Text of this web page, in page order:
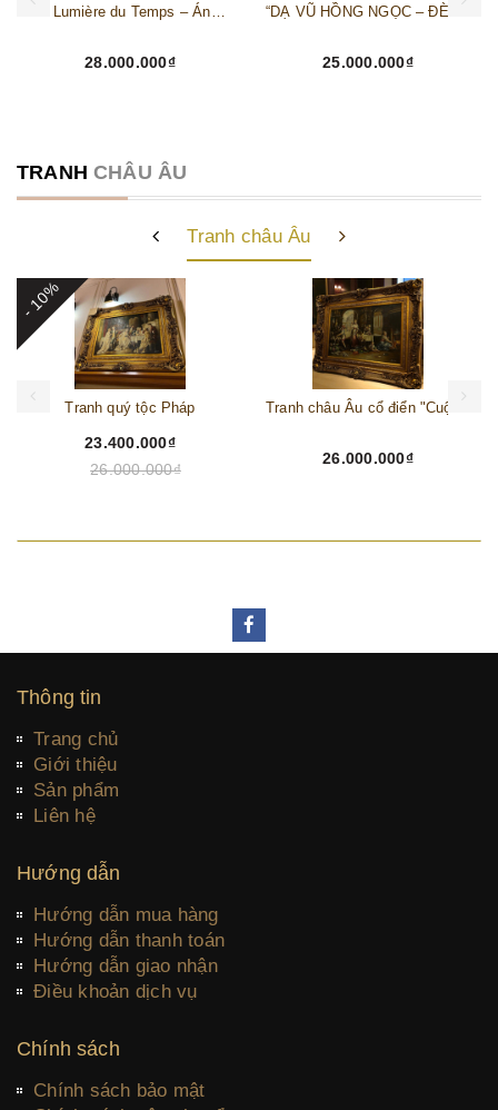
28.000.000₫ 25.000.000₫
TRANH CHÂU ÂU
Tranh châu Âu
- 10%
Tranh quý tộc Pháp
23.400.000₫
26.000.000₫
26.000.000₫
Thông tin
Trang chủ
Giới thiệu
Sản phẩm
Liên hệ
Hướng dẫn
Hướng dẫn mua hàng
Hướng dẫn thanh toán
Hướng dẫn giao nhận
Điều khoản dịch vụ
Chính sách
Chính sách bảo mật